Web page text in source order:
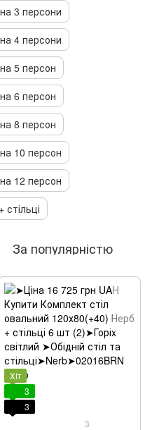
3 персони
4 персони
5 персон
6 персон
8 персон
10 персон
12 персон
стільці
За популярністю
Хіт
3
3
3